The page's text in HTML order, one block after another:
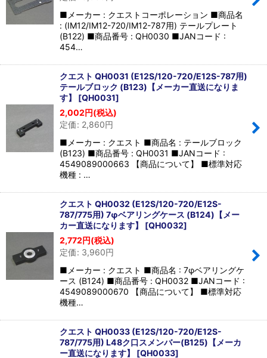
■メーカー : クエストコーポレーション ■商品名
: (IM12/IM12-720/IM12-787用) テールプレート
(B122) ■商品番号 : QH0030 ■JANコード :
454…
クエスト QH0031 (E12S/120-720/E12S-787用)
テールブロック (B123)【メーカー直送になりま
す】
[QH0031]
2,002円(税込)
定価: 2,860円
■メーカー : クエスト ■商品名 : テールブロック
(B123) ■商品番号 : QH0031 ■JANコード :
4549089000663 【商品について】 ■標準対応
機種 : …
クエスト QH0032 (E12S/120-720/E12S-
787/775用) 7φベアリングケース (B124)【メー
カー直送になります】 [QH0032]
2,772円(税込)
定価: 3,960円
■メーカー : クエスト ■商品名 : 7φベアリングケ
ース (B124) ■商品番号 : QH0032 ■JANコード :
4549089000670 【商品について】 ■標準対応
機種…
クエスト QH0033 (E12S/120-720/E12S-
787/775用) L48ク口スメンバー(B125)【メーカ
ー直送になります】 [QH0033]